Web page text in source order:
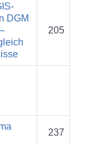
DGM
205
237